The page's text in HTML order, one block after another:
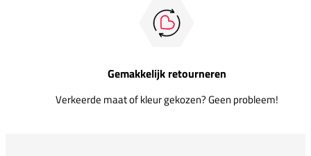
Gemakkelijk retourneren
Verkeerde maat of kleur gekozen? Geen probleem!